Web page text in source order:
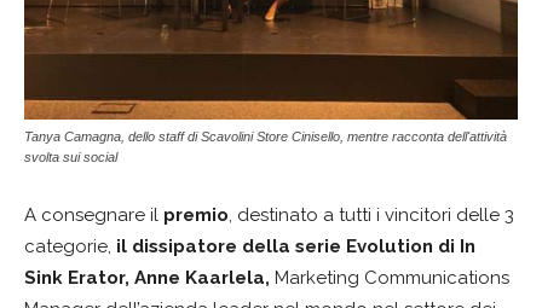
Tanya Camagna, dello staff di Scavolini Store Cinisello, mentre racconta dell'attività
svolta sui social
A consegnare il premio, destinato a tutti i vincitori delle 3
categorie, il dissipatore della serie Evolution di In
Sink Erator, Anne Kaarlela, Marketing Communications